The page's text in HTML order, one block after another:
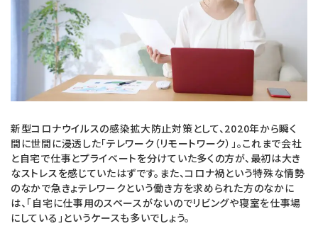
b
o
o
k
新型コロナウイルスの感染拡大防止対策として、2020年から瞬く
間に世間に浸透した「テレワーク（リモートワーク）」。これまで会社
と自宅で仕事とプライベートを分けていた多くの方が、最初は大き
なストレスを感じていたはずです。また、コロナ禍という特殊な情勢
のなかで急きょテレワークという働き方を求められた方のなかに
は、「自宅に仕事用のスペースがないのでリビングや寝室を仕事場
にしている」というケースも多いでしょう。